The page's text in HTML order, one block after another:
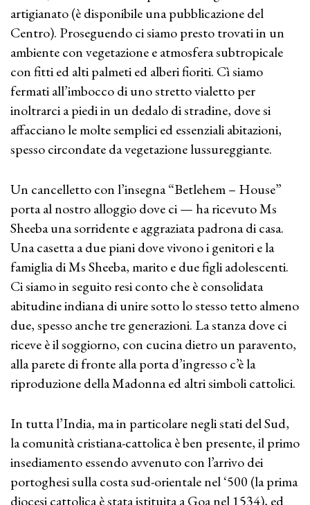
artigianato (è disponibile una pubblicazione del
Centro). Proseguendo ci siamo presto trovati in un
ambiente con vegetazione e atmosfera subtropicale
con fitti ed alti palmeti ed alberi fioriti. Cì siamo
fermati all’imbocco di uno stretto vialetto per
inoltrarci a piedi in un dedalo di stradine, dove si
affacciano le molte semplici ed essenziali abitazioni,
spesso circondate da vegetazione lussureggiante.
Un cancelletto con l’insegna “Betlehem – House”
porta al nostro alloggio dove ci — ha ricevuto Ms
Sheeba una sorridente e aggraziata padrona di casa.
Una casetta a due piani dove vivono i genitori e la
famiglia di Ms Sheeba, marito e due figli adolescenti.
Ci siamo in seguito resi conto che è consolidata
abitudine indiana di unire sotto lo stesso tetto almeno
due, spesso anche tre generazioni. La stanza dove ci
riceve è il soggiorno, con cucina dietro un paravento,
alla parete di fronte alla porta d’ingresso c’è la
riproduzione della Madonna ed altri simboli cattolici.
In tutta l’India, ma in particolare negli stati del Sud,
la comunità cristiana-cattolica è ben presente, il primo
insediamento essendo avvenuto con l’arrivo dei
portoghesi sulla costa sud-orientale nel ‘500 (la prima
diocesi cattolica è stata istituita a Goa nel 1534), ed